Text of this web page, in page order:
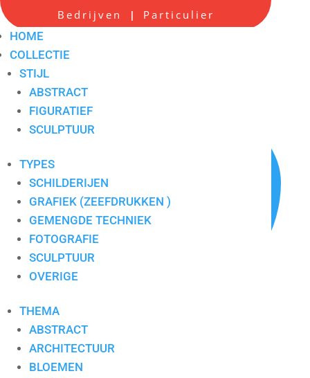
Bedrijven | Particulier
HOME
COLLECTIE
STIJL
ABSTRACT
FIGURATIEF
SCULPTUUR
TYPES
SCHILDERIJEN
GRAFIEK (ZEEFDRUKKEN )
GEMENGDE TECHNIEK
FOTOGRAFIE
SCULPTUUR
OVERIGE
THEMA
ABSTRACT
ARCHITECTUUR
BLOEMEN
E. Zandstra 4
Artikelnummer: